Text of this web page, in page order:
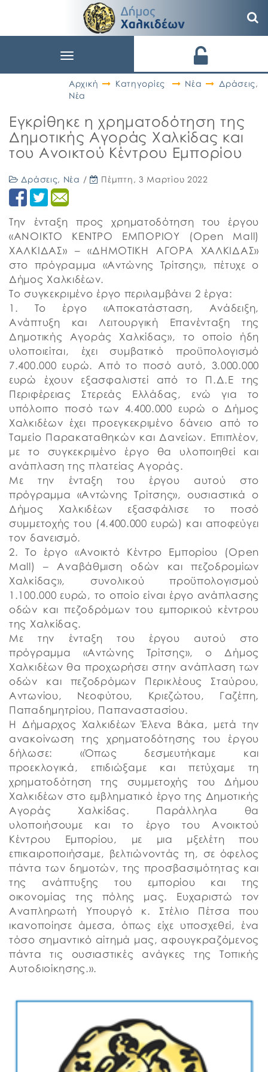
Toggle
Αρχική
Κατηγορίες Νέα Δράσεις,
Νέα
Εγκρίθηκε η χρηματοδότηση της
Δημοτικής Αγοράς Χαλκίδας και
του Ανοικτού Κέντρου Εμπορίου
Δράσεις, Νέα / Πέμπτη, 3 Μαρτίου 2022
Την ένταξη προς χρηματοδότηση του έργου
«ΑΝΟΙΚΤΟ ΚΕΝΤΡΟ ΕΜΠΟΡΙΟΥ (Open Mall)
ΧΑΛΚΙΔΑΣ» – «ΔΗΜΟΤΙΚΗ ΑΓΟΡΑ ΧΑΛΚΙΔΑΣ»
στο πρόγραμμα «Αντώνης Τρίτσης», πέτυχε ο
Δήμος Χαλκιδέων.
Το συγκεκριμένο έργο περιλαμβάνει 2 έργα:
1. Το έργο «Αποκατάσταση, Ανάδειξη,
Ανάπτυξη και Λειτουργική Επανένταξη της
Δημοτικής Αγοράς Χαλκίδας», το οποίο ήδη
υλοποιείται, έχει συμβατικό προϋπολογισμό
7.400.000 ευρώ. Από το ποσό αυτό, 3.000.000
ευρώ έχουν εξασφαλιστεί από το Π.Δ.Ε της
Περιφέρειας Στερεάς Ελλάδας, ενώ για το
υπόλοιπο ποσό των 4.400.000 ευρώ ο Δήμος
Χαλκιδέων έχει προεγκεκριμένο δάνειο από το
Ταμείο Παρακαταθηκών και Δανείων. Επιπλέον,
με το συγκεκριμένο έργο θα υλοποιηθεί και
ανάπλαση της πλατείας Αγοράς.
Με την ένταξη του έργου αυτού στο
πρόγραμμα «Αντώνης Τρίτσης», ουσιαστικά ο
Δήμος Χαλκιδέων εξασφάλισε το ποσό
συμμετοχής του (4.400.000 ευρώ) και αποφεύγει
τον δανεισμό.
2. Το έργο «Ανοικτό Κέντρο Εμπορίου (Open
Mall) – Αναβάθμιση οδών και πεζοδρομίων
Χαλκίδας», συνολικού προϋπολογισμού
1.100.000 ευρώ, το οποίο είναι έργο ανάπλασης
οδών και πεζοδρόμων του εμπορικού κέντρου
της Χαλκίδας.
Με την ένταξη του έργου αυτού στο
πρόγραμμα «Αντώνης Τρίτσης», ο Δήμος
Χαλκιδέων θα προχωρήσει στην ανάπλαση των
οδών και πεζοδρόμων Περικλέους Σταύρου,
Αντωνίου, Νεοφύτου, Κριεζώτου, Γαζέπη,
Παπαδημητρίου, Παπαναστασίου.
Η Δήμαρχος Χαλκιδέων Έλενα Βάκα, μετά την
ανακοίνωση της χρηματοδότησης του έργου
δήλωσε: «Όπως δεσμευτήκαμε και
προεκλογικά, επιδιώξαμε και πετύχαμε τη
χρηματοδότηση της συμμετοχής του Δήμου
Χαλκιδέων στο εμβληματικό έργο της Δημοτικής
Αγοράς Χαλκίδας. Παράλληλα θα
υλοποιήσουμε και το έργο του Ανοικτού
Κέντρου Εμπορίου, με μια μξελέτη που
επικαιροποιήσαμε, βελτιώνοντάς τη, σε όφελος
πάντα των δημοτών, της προσβασιμότητας και
της ανάπτυξης του εμπορίου και της
οικονομίας της πόλης μας. Ευχαριστώ τον
Αναπληρωτή Υπουργό κ. Στέλιο Πέτσα που
ικανοποίησε άμεσα, όπως είχε υποσχεθεί, ένα
τόσο σημαντικό αίτημά μας, αφουγκραζόμενος
πάντα τις ουσιαστικές ανάγκες της Τοπικής
Αυτοδιοίκησης.».